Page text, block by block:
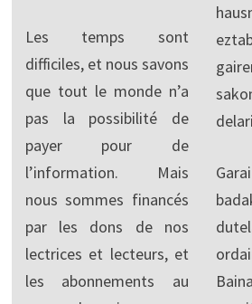
Les temps sont
difficiles, et nous savons
que tout le monde n’a
pas la possibilité de
payer pour de
l’information. Mais
nous sommes financés
par les dons de nos
lectrices et lecteurs, et
les abonnements au